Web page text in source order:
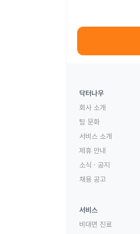
닥터나우
회사 소개
팀 문화
서비스 소개
제휴 안내
소식 · 공지
채용 공고
서비스
비대면 진료